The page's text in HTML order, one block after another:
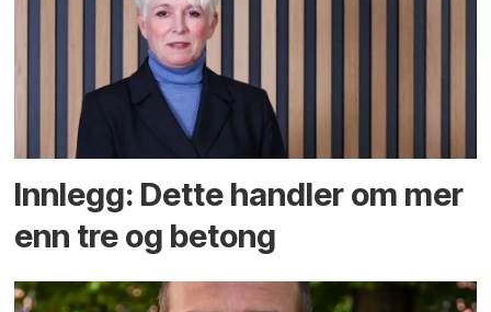
Innlegg: Dette handler om mer
enn tre og betong